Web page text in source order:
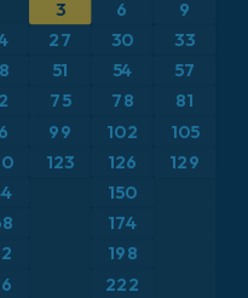
3 6 9
27 30
33
51 54
57
75 78 81
99 102 105
123 126
129
150
174
198
222